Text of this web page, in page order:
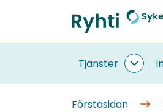
till
innehållet
Förstasidan
Tjänster
Förstasidan